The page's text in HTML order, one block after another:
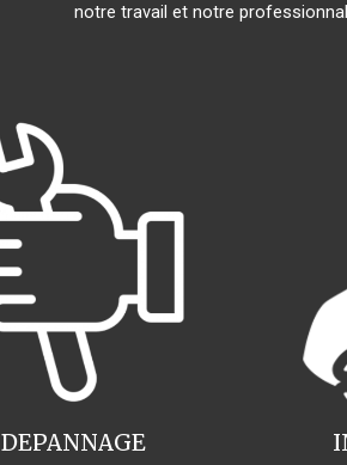
notre travail et notre
DEPANNAGE